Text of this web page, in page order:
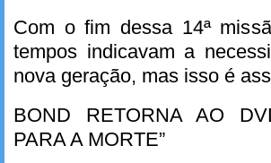
Com o fim dessa 14ª
tempos indicavam a
nova geração, mas isso é
BOND RETORNA AO
PARA A MORTE”